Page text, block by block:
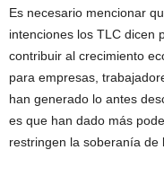
Es necesario mencionar
intenciones los TLC dicen
contribuir al crecimiento
para empresas,
han generado lo antes
es que han dado más
restringen la soberanía de